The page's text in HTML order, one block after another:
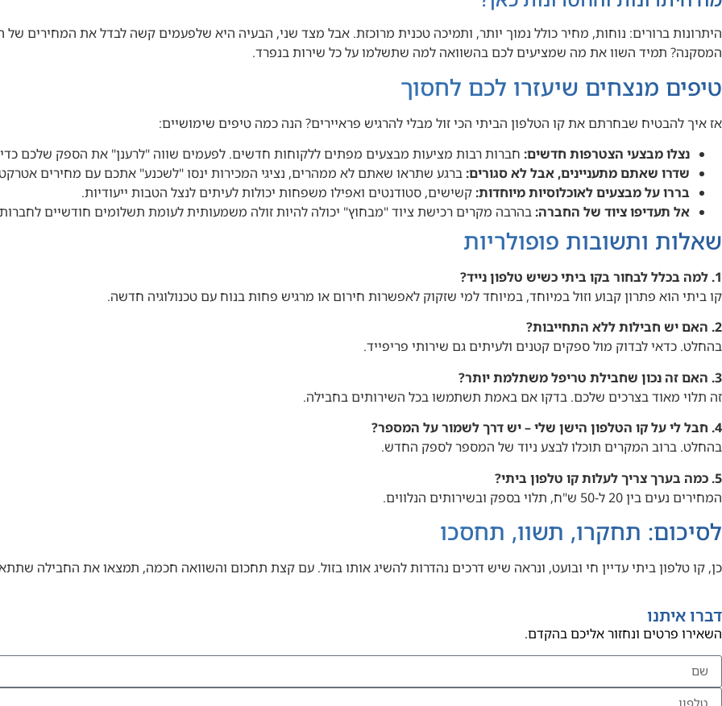
היתרונות ברורים: נוחות, מחיר כולל נמוך יותר, ותמיכה טכנית מרוכזת. אבל מצד שני, הבעיה היא שלפעמים קשה לבדל את המחירים
המסקנה? תמיד השוו את מה שמציעים לכם בהשוואה למה שתשלמו על כל שירות בנפרד.
טיפים מנצחים שיעזרו לכם לחסוך
אז איך להבטיח שבחרתם את קו הטלפון הביתי הכי זול מבלי להרגיש פראיירים? הנה כמה טיפים שימושיים:
נצלו מבצעי הצטרפות חדשים: חברות רבות מציעות מבצעים מפתים ללקוחות חדשים. לפעמים שווה "לרענן" את הספק שלכם כדי
שדרו שאתם מתעניינים, אבל לא סגורים: ברגע שתראו שאתם לא ממהרים, נציגי המכירות ינסו "לשכנע" אתכם עם מחירים
בררו על מבצעים לאוכלוסיות מיוחדות: קשישים, סטודנטים ואפילו משפחות יכולות לעיתים לנצל הטבות ייעודיות.
אל תעדיפו ציוד של החברה: בהרבה מקרים רכישת ציוד "מבחוץ" יכולה להיות זולה משמעותית לעומת תשלומים חודשיים
שאלות ותשובות פופולריות
1. למה בכלל לבחור בקו ביתי כשיש טלפון נייד?
קו ביתי הוא פתרון קבוע וזול במיוחד, במיוחד למי שזקוק לאפשרות חירום או מרגיש פחות בנוח עם טכנולוגיה חדשה.
2. האם יש חבילות ללא התחייבות?
בהחלט. כדאי לבדוק מול ספקים קטנים ולעיתים גם שירותי פריפייד.
3. האם זה נכון שחבילת טריפל משתלמת יותר?
זה תלוי מאוד בצרכים שלכם. בדקו אם באמת תשתמשו בכל השירותים בחבילה.
4. חבל לי על קו הטלפון הישן שלי – יש דרך לשמור על המספר?
בהחלט. ברוב המקרים תוכלו לבצע ניוד של המספר לספק החדש.
5. כמה בערך צריך לעלות קו טלפון ביתי?
המחירים נעים בין 20 ל-50 ש"ח, תלוי בספק ובשירותים הנלווים.
לסיכום: תחקרו, תשוו, תחסכו
כן, קו טלפון ביתי עדיין חי ובועט, ונראה שיש דרכים נהדרות להשיג אותו בזול. עם קצת תחכום והשוואה חכמה, תמצאו את החבילה
דברו איתנו
השאירו פרטים ונחזור אליכם בהקדם.